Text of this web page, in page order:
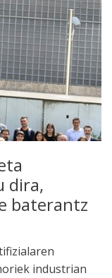
dira,
baterantz
industrian